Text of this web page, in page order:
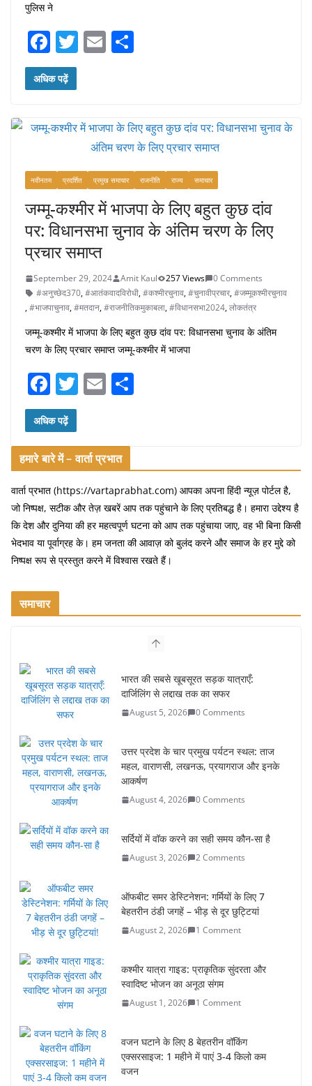
पुलिस ने
F
a
c
b
o
k
T E
अधिक पढ़ें
नवीनतम प्रदर्शित प्रमुख समाचार राजनीति राज्य समाचार
जम्मू-कश्मीर में भाजपा के लिए बहुत कुछ दांव
पर: विधानसभा चुनाव के अंतिम चरण के लिए
प्रचार समाप्त
September 29, 2024 Amit Kaul 257 Views
0 Comments
#अनुच्छेद370,#आतंकवादविरोधी,#कश्मीरचुनाव,#चुनावीप्रचार,#जम्मूकश्मीरचुनाव
,#भाजपाचुनाव,#मतदान,#राजनीतिकमुकाबला,#विधानसभा2024,लोकतंत्र
जम्मू-कश्मीर में भाजपा के लिए बहुत कुछ दांव पर: विधानसभा चुनाव के अंतिम
चरण के लिए प्रचार समाप्त जम्मू-कश्मीर में भाजपा
F
a
c
e
b
o
o
k
T
er
E
l
अधिक पढ़ें
हमारे बारे में – वार्ता प्रभात
वार्ता प्रभात (https://vartaprabhat.com) आपका अपना हिंदी न्यूज़ पोर्टल है,
जो निष्पक्ष, सटीक और तेज़ खबरें आप तक पहुंचाने के लिए प्रतिबद्ध है। हमारा उद्देश्य है
कि देश और दुनिया की हर महत्वपूर्ण घटना को आप तक पहुंचाया जाए, वह भी बिना किसी
भेदभाव या पूर्वाग्रह के। हम जनता की आवाज़ को बुलंद करने और समाज के हर मुद्दे को
निष्पक्ष रूप से प्रस्तुत करने में विश्वास रखते हैं।
समाचार
भारत की सबसे खूबसूरत सड़क यात्राएँ:
दार्जिलिंग से लद्दाख तक का सफर
August 5, 2026 0 Comments
उत्तर प्रदेश के चार प्रमुख पर्यटन स्थल: ताज
महल, वाराणसी, लखनऊ, प्रयागराज और इनके
आकर्षण
August 4, 2026 0 Comments
सर्दियों में वॉक करने का सही समय कौन-सा है
August 3, 2026 2 Comments
ऑफबीट समर डेस्टिनेशन: गर्मियों के लिए 7
बेहतरीन ठंडी जगहें – भीड़ से दूर छुट्टियां
August 2, 2026 1 Comment
कश्मीर यात्रा गाइड: प्राकृतिक सुंदरता और
स्वादिष्ट भोजन का अनूठा संगम
August 1, 2026 1 Comment
वजन घटाने के लिए 8 बेहतरीन वॉकिंग
एक्सरसाइज: 1 महीने में पाएं 3-4 किलो कम
वजन